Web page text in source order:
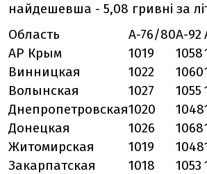
найдешевша - 5,08 гривні за
Область
А-76/80А-92
АР Крым
1019 1058
Винницкая
1022 1060
Волынская
1027 1055
Днепропетровская1020 1048
Донецкая
1026 1068
Житомирская
1019 1048
Закарпатская
1018 1053